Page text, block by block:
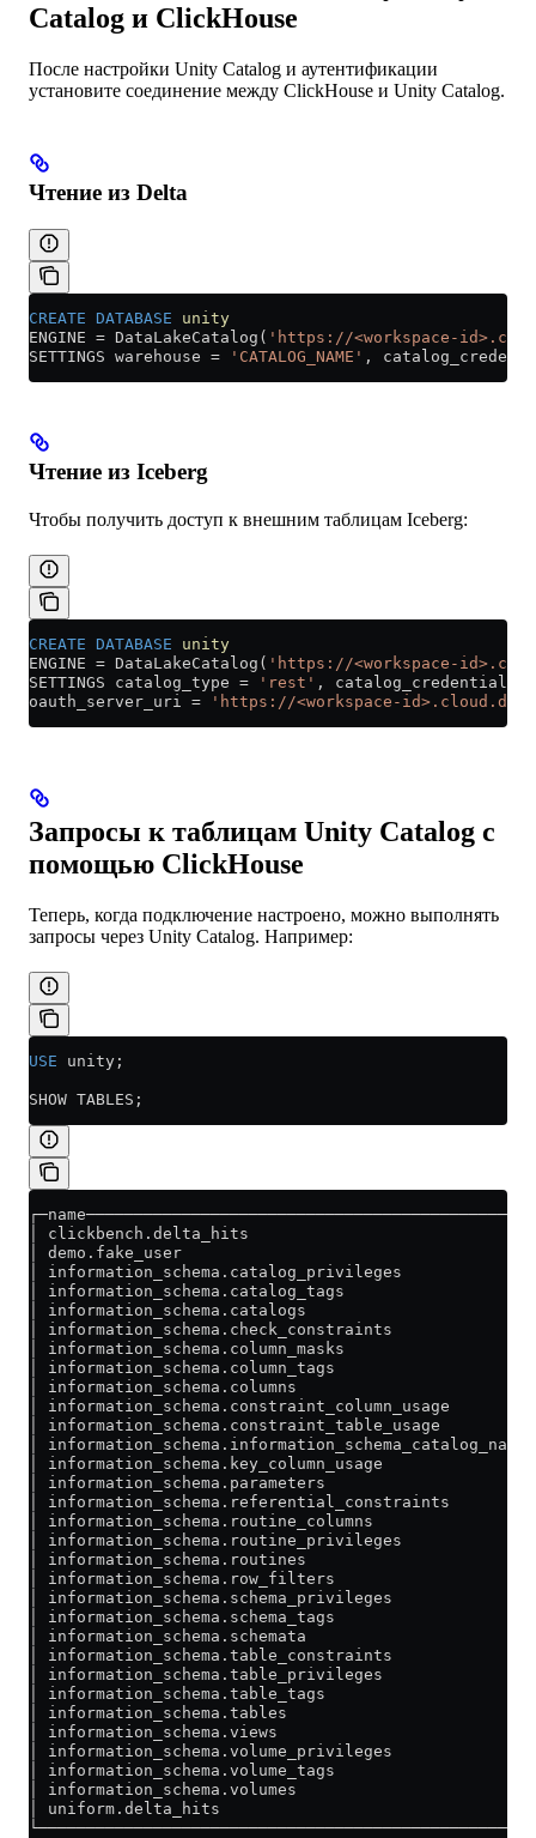
Catalog и ClickHouse
После настройки Unity Catalog и аутентификации
установите соединение между ClickHouse и Unity Catalog.
Чтение из Delta
CREATE DATABASE unity
ENGINE = DataLakeCatalog( 'https://<workspace-
SETTINGS warehouse = 'CATALOG_NAME' ,
Чтение из Iceberg
Чтобы получить доступ к внешним таблицам Iceberg:
CREATE DATABASE unity
ENGINE = DataLakeCatalog( 'https://<workspace-
SETTINGS catalog_type = 'rest' , catalog_credential
oauth_server_uri = 'https://<workspace-
Запросы к таблицам Unity Catalog с
помощью ClickHouse
Теперь, когда подключение настроено, можно выполнять
запросы через Unity Catalog. Например:
USE unity;
SHOW TABLES;
│ clickbench.delta_hits
│ demo.fake_user
│ information_schema.catalog_privileges
│ information_schema.catalog_tags
│ information_schema.catalogs
│ information_schema.check_constraints
│ information_schema.column_masks
│ information_schema.column_tags
│ information_schema.columns
│ information_schema.constraint_column_usage
│ information_schema.constraint_table_usage
│ information_schema.information_schema_catalog_name
│ information_schema.key_column_usage
│ information_schema.parameters
│ information_schema.referential_constraints
│ information_schema.routine_columns
│ information_schema.routine_privileges
│ information_schema.routines
│ information_schema.row_filters
│ information_schema.schema_privileges
│ information_schema.schema_tags
│ information_schema.schemata
│ information_schema.table_constraints
│ information_schema.table_privileges
│ information_schema.table_tags
│ information_schema.tables
│ information_schema.views
│ information_schema.volume_privileges
│ information_schema.volume_tags
│ information_schema.volumes
│ uniform.delta_hits